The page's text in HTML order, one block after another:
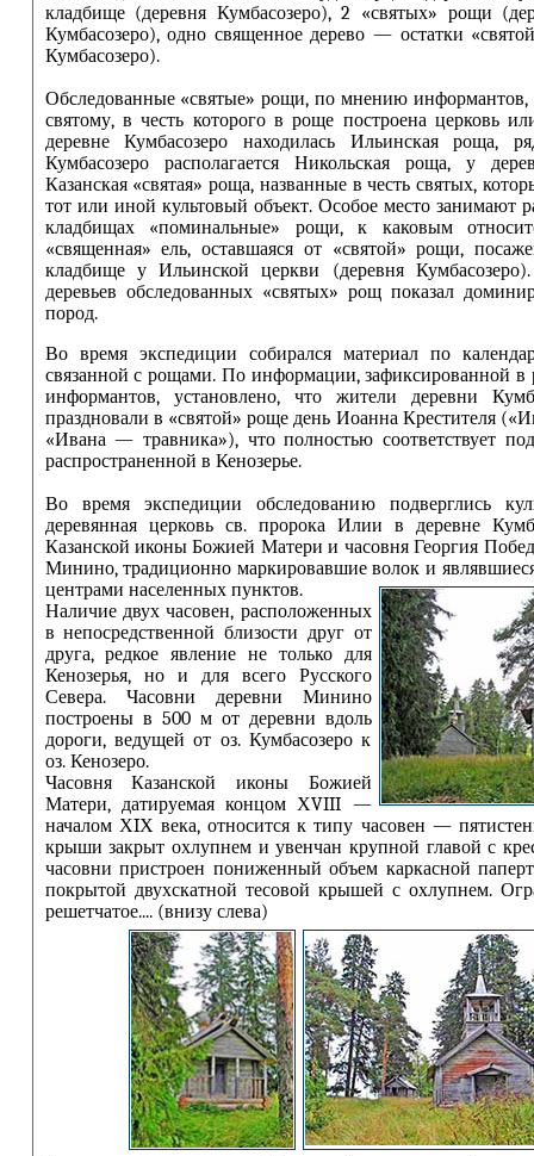
кладбище (деревня Кумбасозеро), 2 «святых» рощи
Кумбасозеро), одно священное дерево — остатки
Кумбасозеро).
Обследованные «святые» рощи, по мнению информантов,
святому, в честь которого в роще построена церковь
деревне Кумбасозеро находилась Ильинская роща,
Кумбасозеро располагается Никольская роща, у
Казанская «святая» роща, названные в честь святых,
тот или иной культовый объект. Особое место занимают
кладбищах «поминальные» рощи, к каковым
«священная» ель, оставшаяся от «святой» рощи,
кладбище у Ильинской церкви (деревня
деревьев обследованных «святых» рощ показал
пород.
Во время экспедиции собирался материал по
связанной с рощами. По информации, зафиксированной в
информантов, установлено, что жители деревни
праздновали в «святой» роще день Иоанна Крестителя
«Ивана — травника»), что полностью соответствует
распространенной в Кенозерье.
Во время экспедиции обследованию подверглись
деревянная церковь св. пророка Илии в деревне
Казанской иконы Божией Матери и часовня Георгия
Минино, традиционно маркировавшие волок и
центрами населенных пунктов.
Наличие двух часовен, расположенных
в непосредственной близости друг от
друга, редкое явление не только для
Кенозерья, но и для всего Русского
Севера. Часовни деревни Минино
построены в 500 м от деревни вдоль
дороги, ведущей от оз. Кумбасозеро к
оз. Кенозеро.
Часовня Казанской иконы Божией
Матери, датируемая концом ХVIII —
началом ХIХ века, относится к типу часовен —
крыши закрыт охлупнем и увенчан крупной главой с
часовни пристроен пониженный объем каркасной
покрытой двухскатной тесовой крышей с охлупнем.
решетчатое.... (внизу слева)